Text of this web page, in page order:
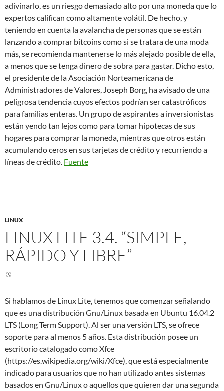
adivinarlo, es un riesgo demasiado alto por una moneda que lo
expertos califican como altamente volátil. De hecho, y
teniendo en cuenta la avalancha de personas que se están
lanzando a comprar bitcoins como si se tratara de una moda
más, se recomienda mantenerse lo más alejado posible de ella,
a menos que se tenga dinero de sobra para gastar. Dicho esto,
el presidente de la Asociación Norteamericana de
Administradores de Valores, Joseph Borg, ha avisado de una
peligrosa tendencia cuyos efectos podrían ser catastróficos
para familias enteras. Un grupo de aspirantes a inversionistas
están yendo tan lejos como para tomar hipotecas de sus
hogares para comprar la moneda, mientras que otros están
acumulando ceros en sus tarjetas de crédito y recurriendo a
líneas de crédito. Fuente
LINUX
LINUX LITE 3.4. “SIMPLE,
RÁPIDO Y LIBRE”
Si hablamos de Linux Lite, tenemos que comenzar señalando
que es una distribución Gnu/Linux basada en Ubuntu 16.04.2
LTS (Long Term Support). Al ser una versión LTS, se ofrece
soporte para al menos 5 años. Esta distribución posee un
escritorio catalogado como Xfce
(https://es.wikipedia.org/wiki/Xfce), que está especialmente
indicado para usuarios que no han utilizado antes sistemas
basados en Gnu/Linux o aquellos que quieren dar una segunda